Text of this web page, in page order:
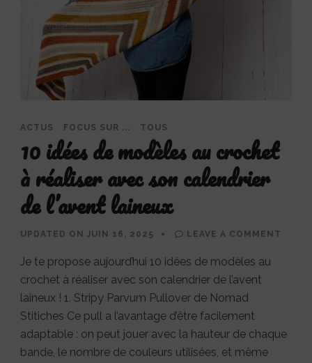
ACTUS FOCUS SUR ... TOUS
10 idées de modèles au crochet
à réaliser avec son calendrier
de l’avent laineux
UPDATED ON JUIN 16, 2025 LEAVE A COMMENT
SON
Je te propose aujourd’hui 10 idées de modèles au
crochet à réaliser avec son calendrier de l’avent
laineux ! 1. Stripy Parvum Pullover de Nomad
Stitiches Ce pull a l’avantage d’être facilement
adaptable : on peut jouer avec la hauteur de chaque
bande, le nombre de couleurs utilisées, et même